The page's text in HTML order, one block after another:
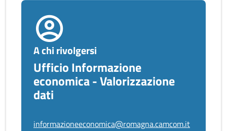
A chi rivolgersi
Ufficio Informazione
economica - Valorizzazione
dati
informazioneeconomica@romagna.camcom.it